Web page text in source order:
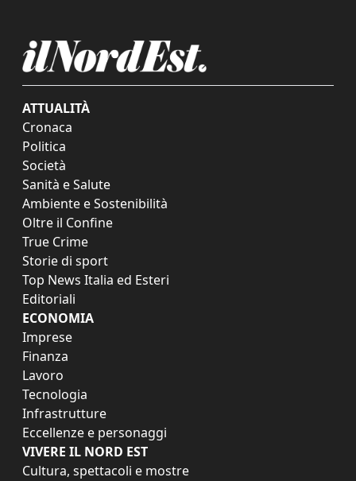
ATTUALITÀ
Cronaca
Politica
Società
Sanità e Salute
Ambiente e Sostenibilità
Oltre il Confine
True Crime
Storie di sport
Top News Italia ed Esteri
Editoriali
ECONOMIA
Imprese
Finanza
Lavoro
Tecnologia
Infrastrutture
Eccellenze e personaggi
VIVERE IL NORD EST
Cultura, spettacoli e mostre